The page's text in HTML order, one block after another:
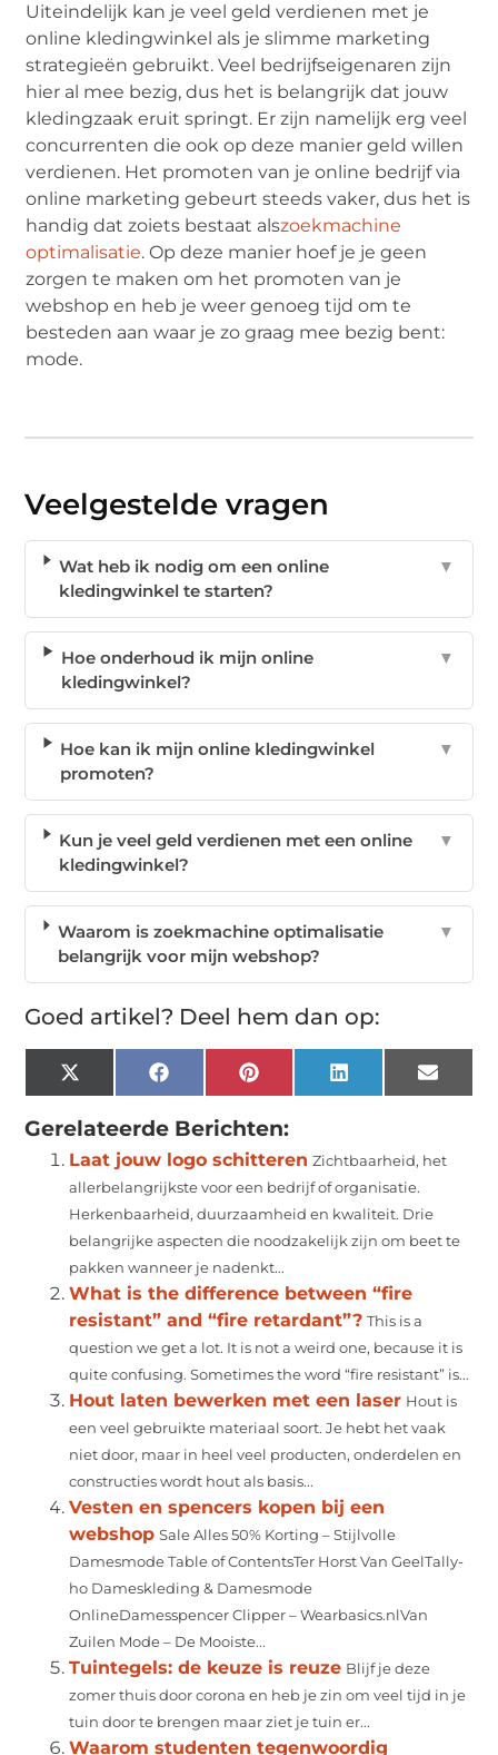
Uiteindelijk kan je veel geld verdienen met je
online kledingwinkel als je slimme marketing
strategieën gebruikt. Veel bedrijfseigenaren zijn
hier al mee bezig, dus het is belangrijk dat jouw
kledingzaak eruit springt. Er zijn namelijk erg veel
concurrenten die ook op deze manier geld willen
verdienen. Het promoten van je online bedrijf via
online marketing gebeurt steeds vaker, dus het is
handig dat zoiets bestaat alszoekmachine
optimalisatie. Op deze manier hoef je je geen
zorgen te maken om het promoten van je
webshop en heb je weer genoeg tijd om te
besteden aan waar je zo graag mee bezig bent:
mode.
Veelgestelde vragen
Wat heb ik nodig om een online
kledingwinkel te starten?
▼
Hoe onderhoud ik mijn online
kledingwinkel?
▼
Hoe kan ik mijn online kledingwinkel
promoten?
▼
Kun je veel geld verdienen met een online
kledingwinkel?
▼
Waarom is zoekmachine optimalisatie
belangrijk voor mijn webshop?
▼
Goed artikel? Deel hem dan op:
X
(Twitter)
Facebook Pinterest LinkedIn Email
Gerelateerde Berichten:
Laat jouw logo schitteren Zichtbaarheid, het
allerbelangrijkste voor een bedrijf of organisatie.
Herkenbaarheid, duurzaamheid en kwaliteit. Drie
belangrijke aspecten die noodzakelijk zijn om beet te
pakken wanneer je nadenkt...
What is the difference between “fire
resistant” and “fire retardant”? This is a
question we get a lot. It is not a weird one, because it is
quite confusing. Sometimes the word “fire resistant” is...
Hout laten bewerken met een laser Hout is
een veel gebruikte materiaal soort. Je hebt het vaak
niet door, maar in heel veel producten, onderdelen en
constructies wordt hout als basis...
Vesten en spencers kopen bij een
webshop Sale Alles 50% Korting – Stijlvolle
Damesmode Table of ContentsTer Horst Van GeelTally-
ho Dameskleding & Damesmode
OnlineDamesspencer Clipper – Wearbasics.nlVan
Zuilen Mode – De Mooiste...
Tuintegels: de keuze is reuze Blijf je deze
zomer thuis door corona en heb je zin om veel tijd in je
tuin door te brengen maar ziet je tuin er...
Waarom studenten tegenwoordig